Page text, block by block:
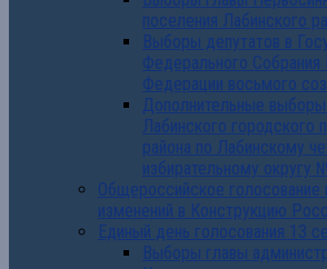
поселения Лабинского
Выборы депутатов в
Федерального Собрания
Федерации восьмого
Дополнительные
Лабинского городского
района по Лабинскому
избирательному округу
Общероссийское голосование
изменений в Конструкцию
Единый день голосования 13
Выборы главы